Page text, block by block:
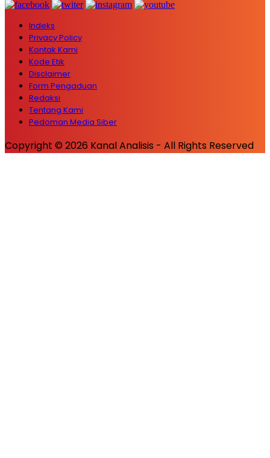
Indeks
Privacy Policy
Kontak Kami
Kode Etik
Disclaimer
Form Pengaduan
Redaksi
Tentang Kami
Pedoman Media Siber
Copyright © 2026 Kanal Analisis - All Rights Reserved